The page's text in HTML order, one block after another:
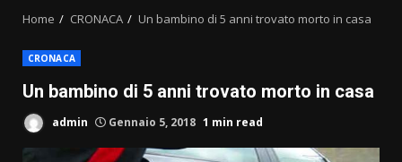
Home CRONACA Un bambino di 5 anni trovato morto in casa
CRONACA
Un bambino di 5 anni trovato morto in casa
admin Gennaio 5, 2018 1 min read